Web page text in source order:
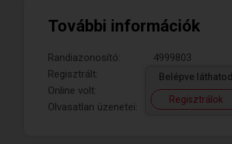
További információk
Randiazonosító:
4999803
Regisztrált:
Online volt:
Olvasatlan üzenetei:
Belépve láthatod
Regisztrálok